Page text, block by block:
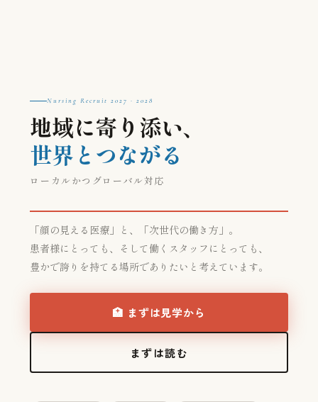
Nursing Recruit 2027 · 2028
地域に寄り添い、
世界とつながる
ローカルかつグローバル対応
「顔の見える医療」と、「次世代の働き方」。
患者様にとっても、そして働くスタッフにとっても、
豊かで誇りを持てる場所でありたいと考えています。
🏥 まずは見学から
まずは読む